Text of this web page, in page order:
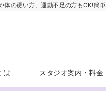
の硬い方、運動不足の方もOK!簡
は スタジオ案内・料金